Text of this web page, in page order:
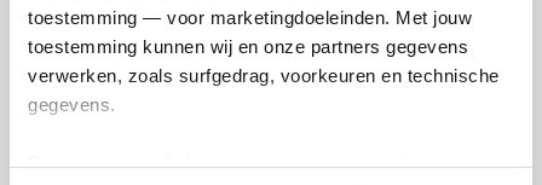
toestemming — voor marketingdoeleinden. Met jouw
toestemming kunnen wij en onze partners gegevens
verwerken, zoals surfgedrag, voorkeuren en technische
gegevens.